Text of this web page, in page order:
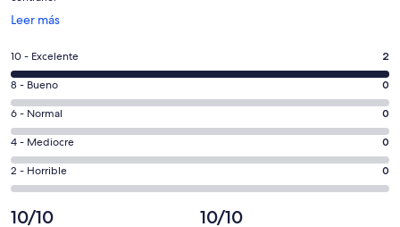
Leer más
Se
en
una
ventana
nueva
2
comentarios
de
un
total
de
2
con
una
10 - Excelente 2
0
comentarios
de
un
total
de
2
con
8 - Bueno 0
0
comentarios
de
un
total
de
6 - Normal 0
0
comentarios
de
total
4 - Mediocre 0
0
comentarios
de
2 - Horrible 0
10/10 10/10